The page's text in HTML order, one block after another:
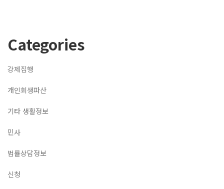
Categories
강제집행
개인회생파산
기타 생활정보
민사
법률상담정보
신청